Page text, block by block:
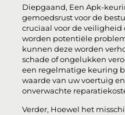
Diepgaand, Een Apk-
gemoedsrust voor de
cruciaal voor de veiligheid
worden potentiële
kunnen deze worden
schade of ongelukken
een regelmatige keuring
waarde van uw voertuig
onverwachte
Verder, Hoewel het